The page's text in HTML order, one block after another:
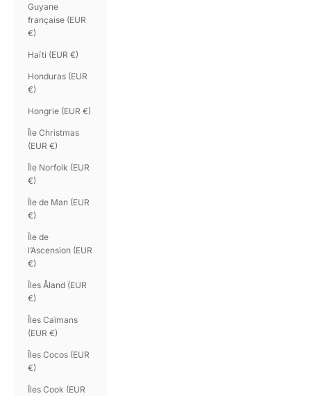
Guyane
française (EUR
€)
Haïti (EUR €)
Honduras (EUR
€)
Hongrie (EUR €)
Île Christmas
(EUR €)
Île Norfolk (EUR
€)
Île de Man (EUR
€)
Île de
l’Ascension (EUR
€)
Îles Åland (EUR
€)
Îles Caïmans
(EUR €)
Îles Cocos (EUR
€)
Îles Cook (EUR